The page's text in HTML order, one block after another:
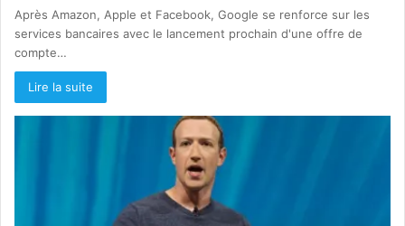
Après Amazon, Apple et Facebook, Google se renforce sur les
services bancaires avec le lancement prochain d'une offre de
compte…
Lire la suite